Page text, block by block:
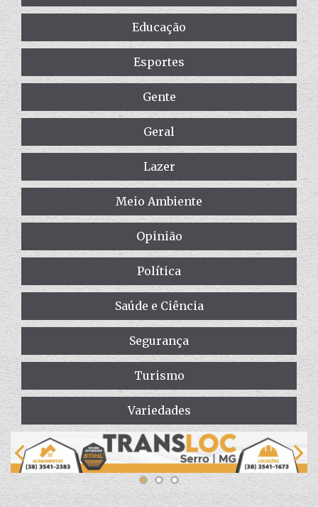
Educação
Esportes
Gente
Geral
Lazer
Meio Ambiente
Opinião
Política
Saúde e Ciência
Segurança
Turismo
Variedades